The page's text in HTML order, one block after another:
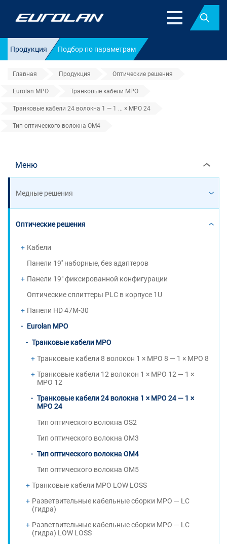
Найти
Продукция Подбор по параметрам
Главная Продукция Оптические решения
Eurolan MPO Транковые кабели MPO
Транковые кабели 24 волокна 1 — 1 ... × MPO 24
Тип оптического волокна OM4
Тип оптического волокна OM4
Меню
Медные решения
Оптические решения
Кабели
Панели 19'' наборные, без адаптеров
Панели 19" фиксированной конфигурации
Оптические сплиттеры PLC в корпусе 1U
Панели HD 47M-30
Eurolan MPO
Транковые кабели MPO
Транковые кабели 8 волокон 1 × MPO 8 — 1 × MPO 8
Транковые кабели 12 волокон 1 × MPO 12 — 1 ×
MPO 12
Транковые кабели 24 волокна 1 × MPO 24 — 1 ×
MPO 24
Тип оптического волокна OS2
Тип оптического волокна OM3
Тип оптического волокна OM4
Тип оптического волокна OM5
Транковые кабели MPO LOW LOSS
Разветвительные кабельные сборки MPO — LC
(гидра)
Разветвительные кабельные сборки MPO — LC
(гидра) LOW LOSS